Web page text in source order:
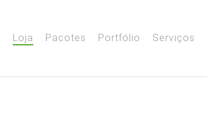
Loja Pacotes Portfólio Serviços